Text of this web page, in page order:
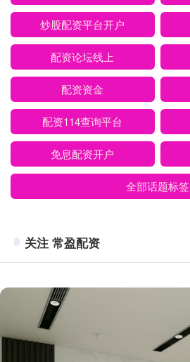
炒股配资平台开户
配资论坛线上
配资资金
配资114查询平台
免息配资开户
全部话题标签
关注 常盈配资